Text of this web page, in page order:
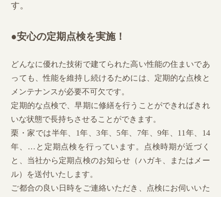
す。
●安心の定期点検を実施！
どんなに優れた技術で建てられた高い性能の住まいであ
っても、性能を維持し続けるためには、定期的な点検と
メンテナンスが必要不可欠です。
定期的な点検で、早期に修繕を行うことができればきれ
いな状態で長持ちさせることができます。
栗・家では半年、1年、3年、5年、7年、9年、11年、14
年、…と定期点検を行っています。点検時期が近づく
と、当社から定期点検のお知らせ（ハガキ、またはメー
ル）を送付いたします。
ご都合の良い日時をご連絡いただき、点検にお伺いいた